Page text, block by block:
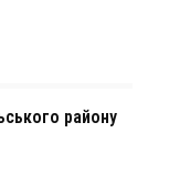
району